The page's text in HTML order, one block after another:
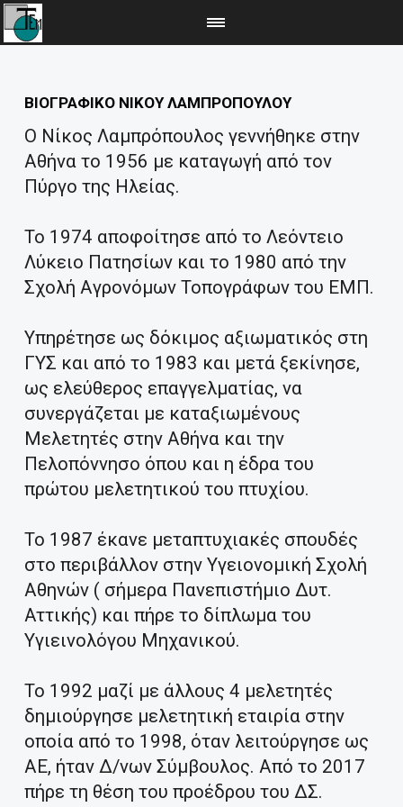
ΒΙΟΓΡΑΦΙΚΟ ΝΙΚΟΥ ΛΑΜΠΡΟΠΟΥΛΟΥ
Ο Νίκος Λαμπρόπουλος γεννήθηκε στην
Αθήνα το 1956 με καταγωγή από τον
Πύργο της Ηλείας.
Το 1974 αποφοίτησε από το Λεόντειο
Λύκειο Πατησίων και το 1980 από την
Σχολή Αγρονόμων Τοπογράφων του ΕΜΠ.
Υπηρέτησε ως δόκιμος αξιωματικός στη
ΓΥΣ και από το 1983 και μετά ξεκίνησε,
ως ελεύθερος επαγγελματίας, να
συνεργάζεται με καταξιωμένους
Μελετητές στην Αθήνα και την
Πελοπόννησο όπου και η έδρα του
πρώτου μελετητικού του πτυχίου.
Το 1987 έκανε μεταπτυχιακές σπουδές
στο περιβάλλον στην Υγειονομική Σχολή
Αθηνών ( σήμερα Πανεπιστήμιο Δυτ.
Αττικής) και πήρε το δίπλωμα του
Υγιεινολόγου Μηχανικού.
Το 1992 μαζί με άλλους 4 μελετητές
δημιούργησε μελετητική εταιρία στην
οποία από το 1998, όταν λειτούργησε ως
ΑΕ, ήταν Δ/νων Σύμβουλος. Από το 2017
πήρε τη θέση του προέδρου του ΔΣ.